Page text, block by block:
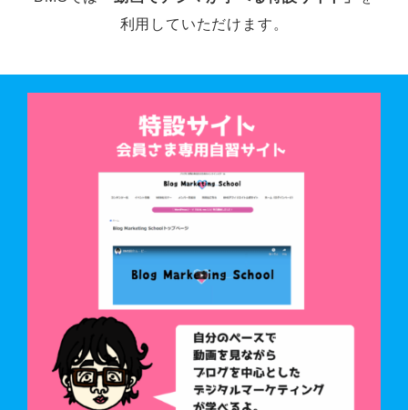
利用していただけます。